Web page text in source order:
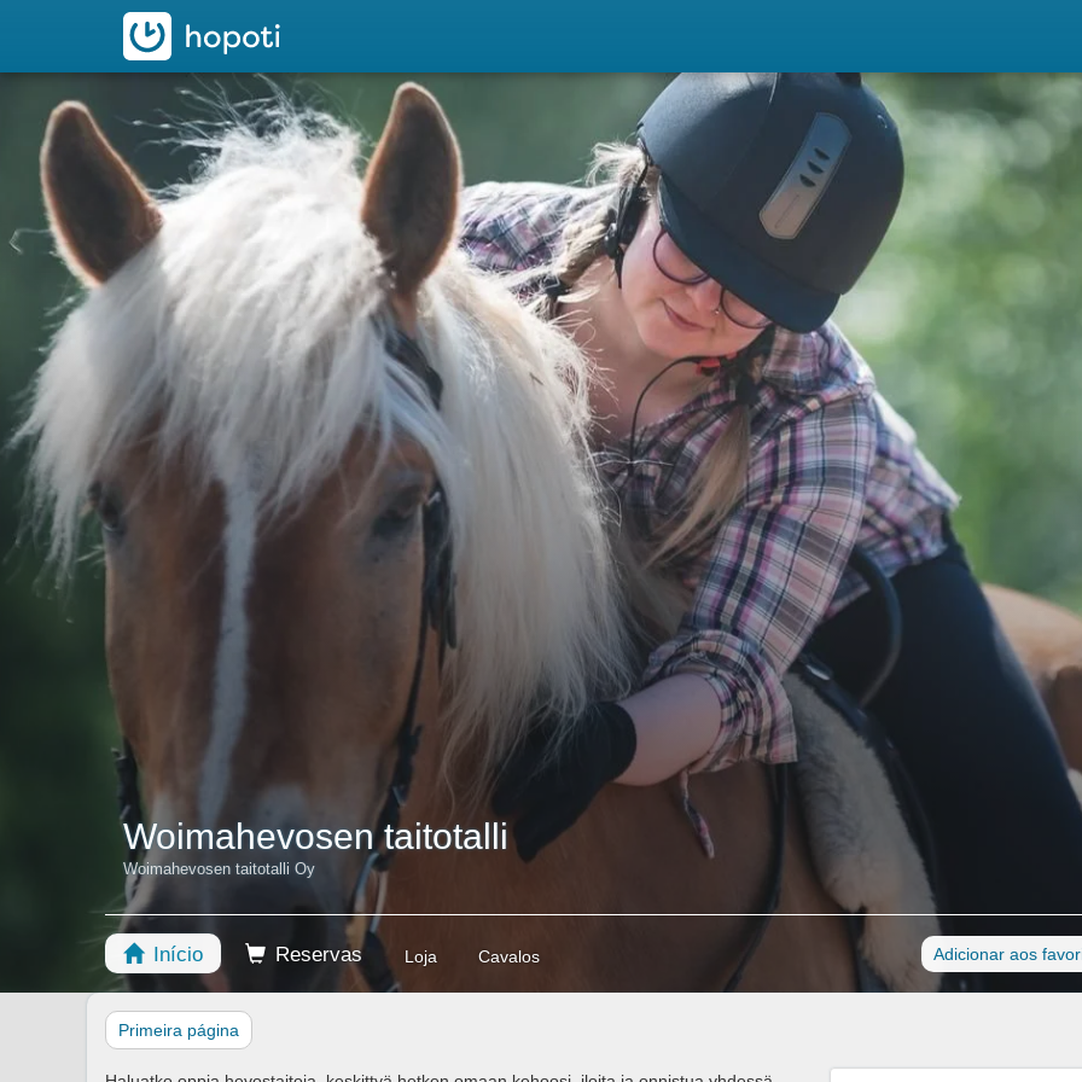
hopoti
Woimahevosen taitotalli
Woimahevosen taitotalli Oy
Início Reservas Loja Cavalos Adicionar aos
Primeira página